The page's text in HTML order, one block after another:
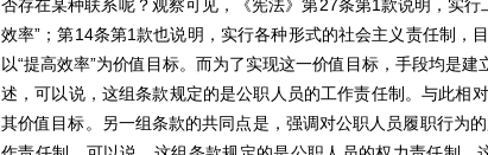
否存在某种联系呢？观察可见，《宪法》第27条第1款说明，实
效率”；第14条第1款也说明，实行各种形式的社会主义责任制，
以“提高效率”为价值目标。而为了实现这一价值目标，手段均是
述，可以说，这组条款规定的是公职人员的工作责任制。与此相
其价值目标。另一组条款的共同点是，强调对公职人员履职行为